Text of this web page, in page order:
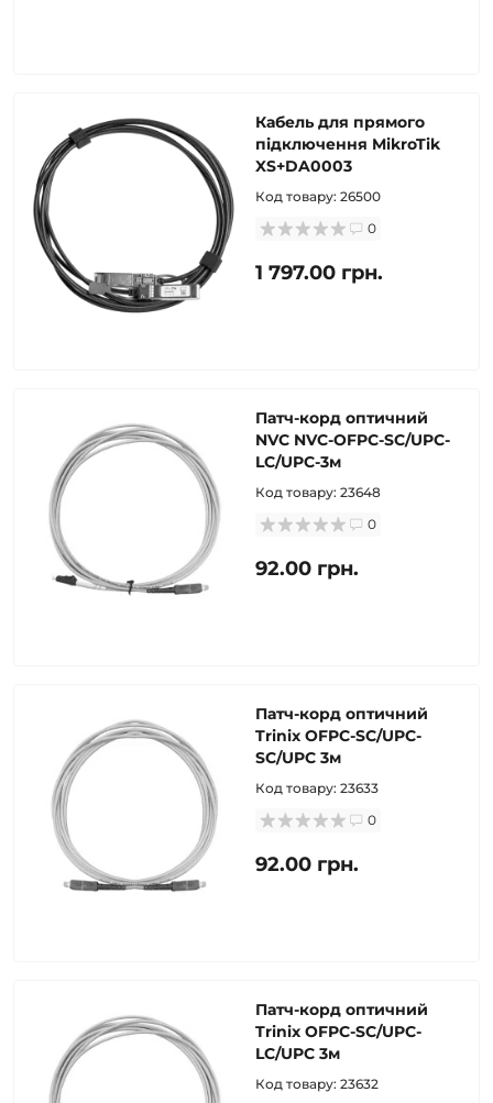
Кабель для прямого
підключення MikroTik
XS+DA0003
Код товару: 26500
0
1 797.00 грн.
Патч-корд оптичний
NVC NVC-OFPC-SC/UPC-
LC/UPC-3м
Код товару: 23648
0
92.00 грн.
Патч-корд оптичний
Trinix OFPC-SC/UPC-
SC/UPC 3м
Код товару: 23633
0
92.00 грн.
Патч-корд оптичний
Trinix OFPC-SC/UPC-
LC/UPC 3м
Код товару: 23632